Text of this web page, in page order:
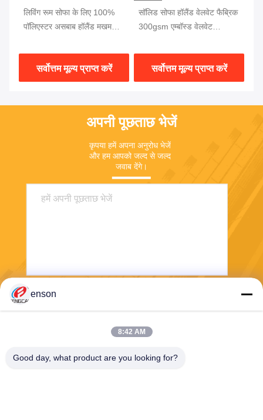
लिविंग रूम सोफा के लिए 100%
पॉलिएस्टर असबाब हॉलैंड मखमली
सर्वोत्तम मूल्य प्राप्त करें
सॉलिड सोफा हॉलैंड वेलवेट फैब्रिक
300gsm एम्बॉस्ड वेलवेट
सर्वोत्तम मूल्य प्राप्त करें
अपनी पूछताछ भेजें
कृपया हमें अपना अनुरोध भेजें
और हम आपको जल्द से जल्द
जवाब देंगे।
enson
8:42 AM
Good day, what product are you looking for?